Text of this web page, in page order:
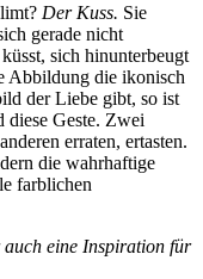
Der Kuss. Sie
gerade nicht
sich hinunterbeugt
Abbildung die ikonisch
der Liebe gibt, so ist
diese Geste. Zwei
erraten, ertasten.
die wahrhaftige
farblichen
eine Inspiration für